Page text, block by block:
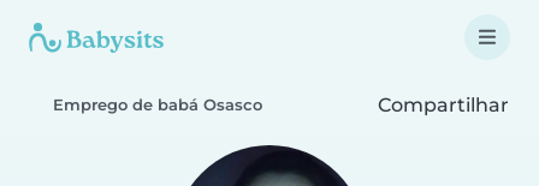
Emprego de babá Osasco Compartilhar